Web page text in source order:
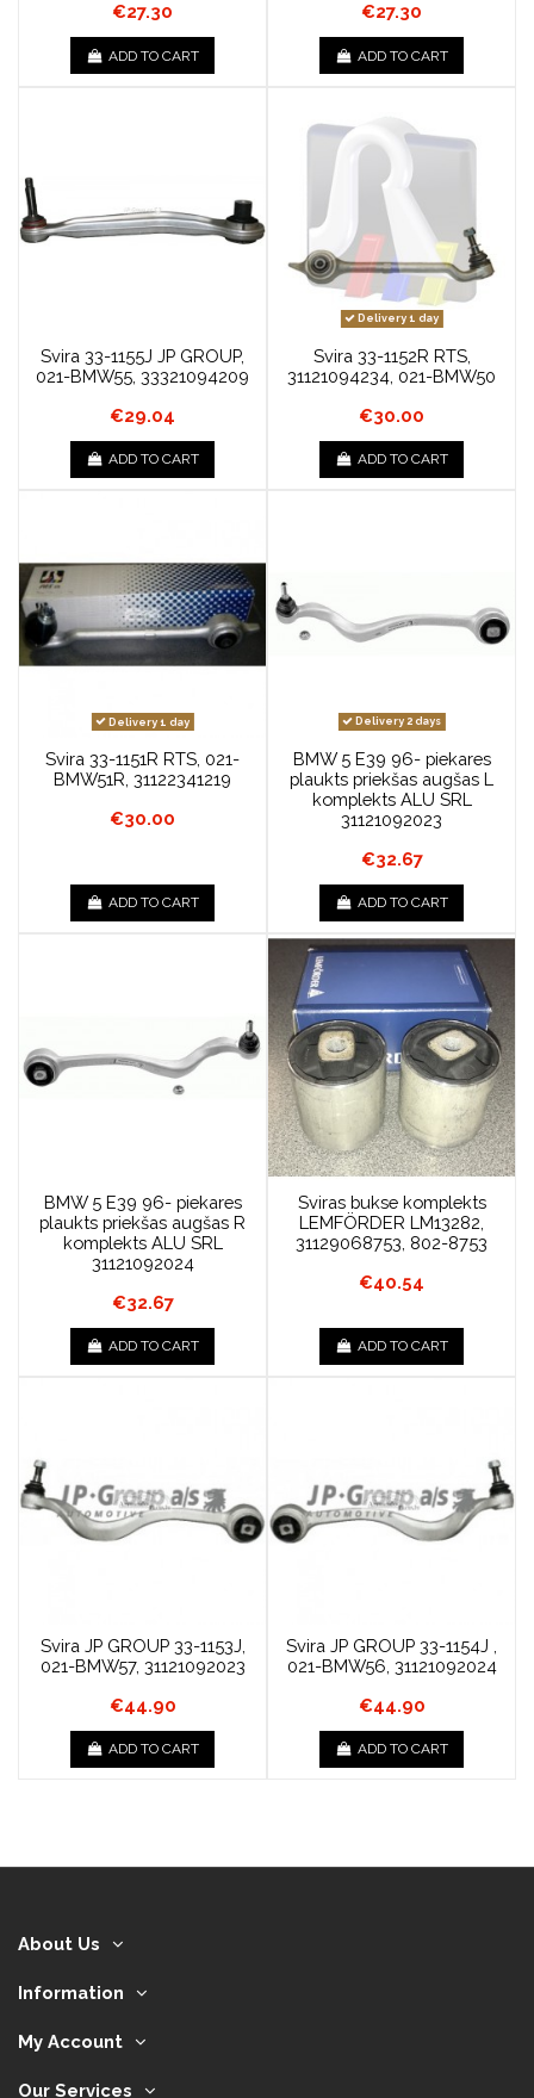
€27.30
ADD TO CART
€27.30
ADD TO CART
Svira 33-1155J JP GROUP,
021-BMW55, 33321094209
€29.04
ADD TO CART
Delivery 1 day
Svira 33-1152R RTS,
31121094234, 021-BMW50
€30.00
ADD TO CART
Delivery 1 day
Svira 33-1151R RTS, 021-
BMW51R, 31122341219
€30.00
ADD TO CART
Delivery 2 days
BMW 5 E39 96- piekares
plaukts priekšas augšas L
komplekts ALU SRL
31121092023
€32.67
ADD TO CART
BMW 5 E39 96- piekares
plaukts priekšas augšas R
komplekts ALU SRL
31121092024
€32.67
ADD TO CART
Sviras bukse komplekts
LEMFÖRDER LM13282,
31129068753, 802-8753
€40.54
ADD TO CART
Svira JP GROUP 33-1153J,
021-BMW57, 31121092023
€44.90
ADD TO CART
Svira JP GROUP 33-1154J ,
021-BMW56, 31121092024
€44.90
ADD TO CART
About Us
Information
My Account
Our Services